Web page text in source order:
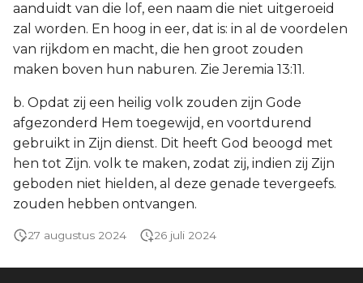
aanduidt van die lof, een naam die niet uitgeroeid
zal worden. En hoog in eer, dat is: in al de voordelen
van rijkdom en macht, die hen groot zouden
maken boven hun naburen. Zie Jeremia 13:11.
b. Opdat zij een heilig volk zouden zijn Gode
afgezonderd Hem toegewijd, en voortdurend
gebruikt in Zijn dienst. Dit heeft God beoogd met
hen tot Zijn. volk te maken, zodat zij, indien zij Zijn
geboden niet hielden, al deze genade tevergeefs.
zouden hebben ontvangen.
27 augustus 2024 26 juli 2024